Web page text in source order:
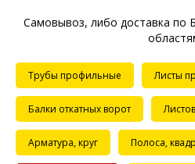
Самовывоз, либо доставка по
Трубы профильные Листы
Балки откатных ворот
Арматура, круг Полоса,